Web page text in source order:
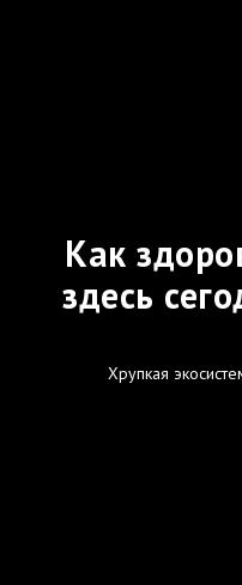
Как
здесь
Хрупкая